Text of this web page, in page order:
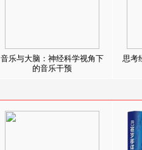
音乐与大脑：神经科学视角下
的音乐干预
思考